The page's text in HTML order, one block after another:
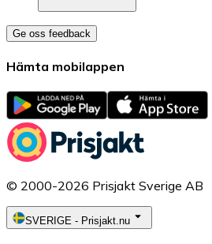
Ge oss feedback
Hämta mobilappen
© 2000-2026 Prisjakt Sverige AB
SVERIGE - Prisjakt.nu